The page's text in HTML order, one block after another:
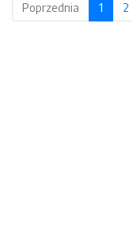
Poprzednia 1 2